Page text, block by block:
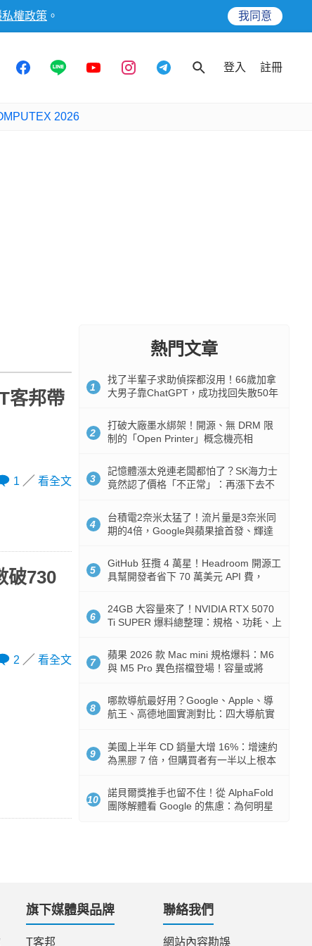
私權政策 。 我同意
登入 註冊
2026
客邦帶
1 看全文
破730
2 看全文
熱門文章
1
找了半輩子求助偵探都沒用！66歲加拿
大男子靠ChatGPT，成功找回失散50年
2
打破大廠墨水綁架！開源、無 DRM 限
制的「Open Printer」概念機亮相
3
記憶體漲太兇連老闆都怕了？SK海力士
竟然認了價格「不正常」：再漲下去不
4
台積電2奈米太猛了！流片量是3奈米同
期的4倍，Google與蘋果搶首發、輝達
5
GitHub 狂攬 4 萬星！Headroom 開源工
具幫開發者省下 70 萬美元 API 費，
6
24GB 大容量來了！NVIDIA RTX 5070
Ti SUPER 爆料總整理：規格、功耗、上
7
蘋果 2026 款 Mac mini 規格爆料：M6
與 M5 Pro 異色搭檔登場！容量或將
8
哪款導航最好用？Google、Apple、導
航王、高德地圖實測對比：四大導航實
9
美國上半年 CD 銷量大增 16%：增速約
為黑膠 7 倍，但購買者有一半以上根本
10
諾貝爾獎推手也留不住！從 AlphaFold
團隊解體看 Google 的焦慮：為何明星
旗下媒體與品牌
T客邦
聯絡我們
網站內容勘誤